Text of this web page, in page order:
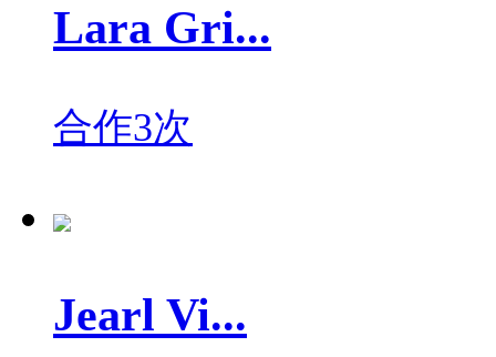
Lara Gri...
合作3次
Jearl Vi...